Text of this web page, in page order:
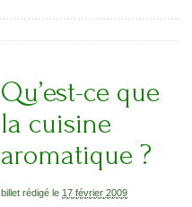
Qu’est-ce que
la cuisine
aromatique ?
billet rédigé le 17 février 2009